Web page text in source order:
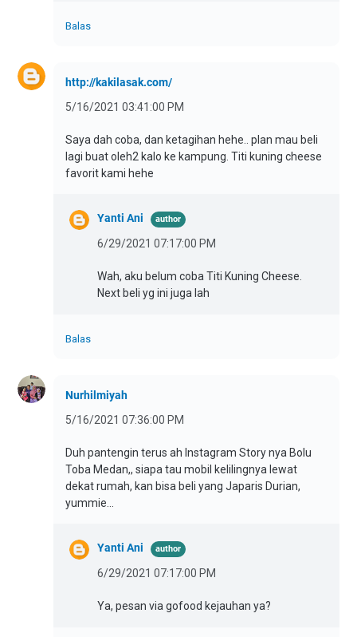
Balas
http://kakilasak.com/
5/16/2021 03:41:00 PM
Saya dah coba, dan ketagihan hehe.. plan mau beli
lagi buat oleh2 kalo ke kampung. Titi kuning cheese
favorit kami hehe
Yanti Ani
6/29/2021 07:17:00 PM
Wah, aku belum coba Titi Kuning Cheese.
Next beli yg ini juga lah
Balas
Nurhilmiyah
5/16/2021 07:36:00 PM
Duh pantengin terus ah Instagram Story nya Bolu
Toba Medan,, siapa tau mobil kelilingnya lewat
dekat rumah, kan bisa beli yang Japaris Durian,
yummie...
Yanti Ani
6/29/2021 07:17:00 PM
Ya, pesan via gofood kejauhan ya?